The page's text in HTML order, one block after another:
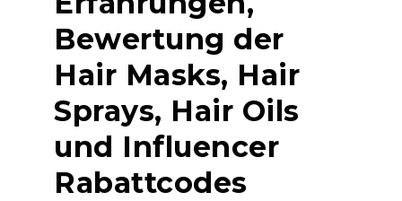
Bewertung der
Hair Masks, Hair
Sprays, Hair Oils
und Influencer
Rabattcodes